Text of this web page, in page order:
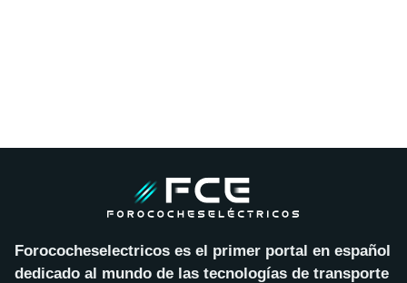
Forococheselectricos es el primer portal en español
dedicado al mundo de las tecnologías de transporte